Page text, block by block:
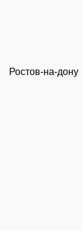
Ростов-на-дону